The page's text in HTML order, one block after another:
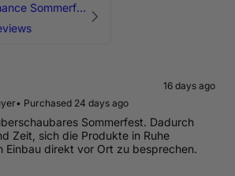
HPerformance Sommerfest 2026
16 days ago
• Purchased 24 days ago
Sommerfest. Dadurch
Zeit, sich die Produkte in Ruhe
Einbau direkt vor Ort zu besprechen.